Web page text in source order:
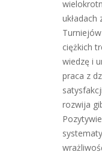
układach
ciężkich
wiedzę i
praca z
rozwija